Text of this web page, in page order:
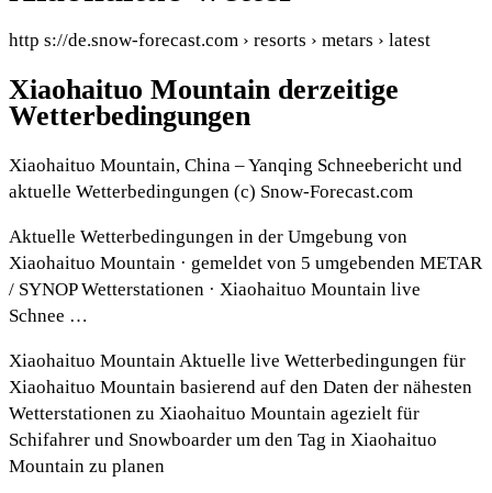
http s://de.snow-forecast.com › resorts › metars › latest
Xiaohaituo Mountain derzeitige
Wetterbedingungen
Xiaohaituo Mountain, China – Yanqing Schneebericht und
aktuelle Wetterbedingungen (c) Snow-Forecast.com
Aktuelle Wetterbedingungen in der Umgebung von
Xiaohaituo Mountain · gemeldet von 5 umgebenden METAR
/ SYNOP Wetterstationen · Xiaohaituo Mountain live
Schnee …
Xiaohaituo Mountain Aktuelle live Wetterbedingungen für
Xiaohaituo Mountain basierend auf den Daten der nähesten
Wetterstationen zu Xiaohaituo Mountain agezielt für
Schifahrer und Snowboarder um den Tag in Xiaohaituo
Mountain zu planen